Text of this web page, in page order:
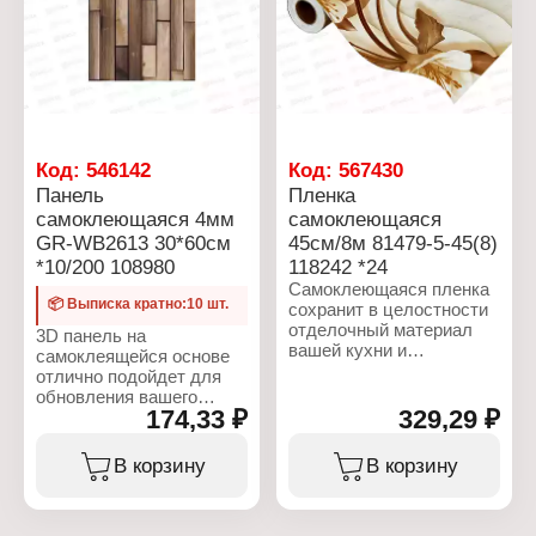
обратной стороны и
приклейте 3D панель на
желаемую поверхность.
декоративная
Модель: GR-ZWHS28
Способ монтажа: на
клеевой основе
Размер: 70х70 см
Толщина: 5 мм
Материал: вспененный
глянец
Код: 546142
Панель
самоклеющаяся 4мм
GR-WB2613 30*60см
*10/200 108980
📦 Выписка кратно:10 шт.
3D панель на
самоклеящейся основе
отлично подойдет для
обновления вашего
интерьера. Панели
отлично маскируют
небольшие дефекты
174,33 ₽
В корзину
Код:567430
Пленка
самоклеющаяся
45см/8м 81479-5-45(8)
118242 *24
Самоклеющаяся пленка
сохранит в целостности
отделочный материал
вашей кухни и
мебель. Особенностью
защитного экрана
является
водонепроницаемость,
для кухни защитит
329,29 ₽
В корзину